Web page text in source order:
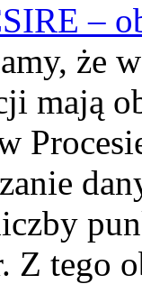
–
że
mają
Z tego